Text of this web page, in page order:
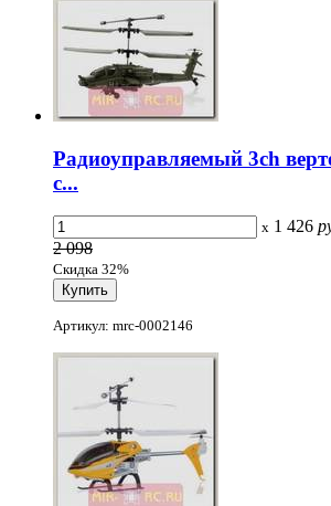
Радиоуправляемый 3ch
с...
x 1 426
2 098
Скидка 32%
Артикул: mrc-0002146